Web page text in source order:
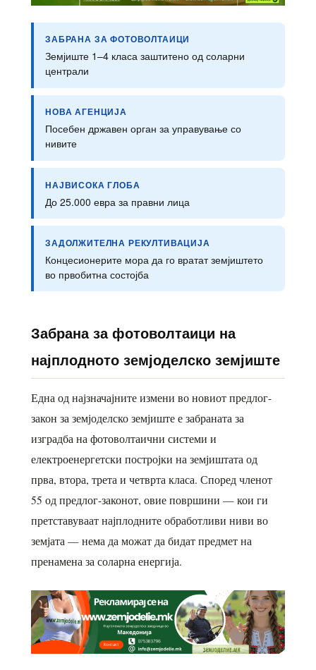
ЗАБРАНА ЗА ФОТОВОЛТАИЦИ
Земјиште 1–4 класа заштитено од соларни
централи
НОВА АГЕНЦИЈА
Посебен државен орган за управување со
нивите
НАЈВИСОКА ГЛОБА
До 25.000 евра за правни лица
ЗАДОЛЖИТЕЛНА РЕКУЛТИВАЦИЈА
Концесионерите мора да го вратат земјиштето
во првобитна состојба
Забрана за фотоволтаици на
најплодното земјоделско земјиште
Една од најзначајните измени во новиот предлог-
закон за земјоделско земјиште е забраната за
изградба на фотоволтаични системи и
електроенергетски постројки на земјиштата од
прва, втора, трета и четврта класа. Според членот
55 од предлог-законот, овие површини — кои ги
претставуваат најплодните обработливи ниви во
земјата — нема да можат да бидат предмет на
пренамена за соларна енергија.